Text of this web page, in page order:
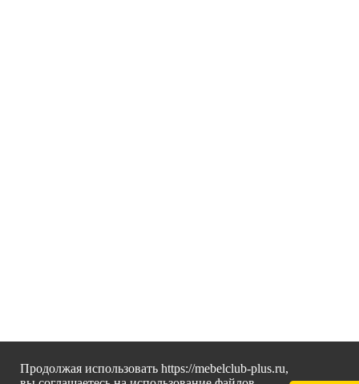
Продолжая использовать https://mebelclub-plus.ru,